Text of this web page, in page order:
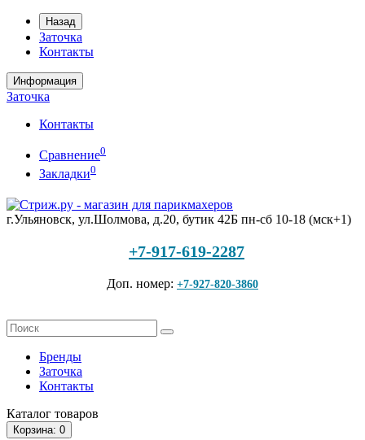
Назад
Заточка
Контакты
Информация
Заточка
Контакты
Сравнение0
Закладки0
г.Ульяновск, ул.Шолмова, д.20, бутик 42Б пн-сб 10-18 (мск+1)
+7-917-619-2287
Доп. номер: +7-927-820-3860
Бренды
Заточка
Контакты
Каталог товаров
Корзина: 0